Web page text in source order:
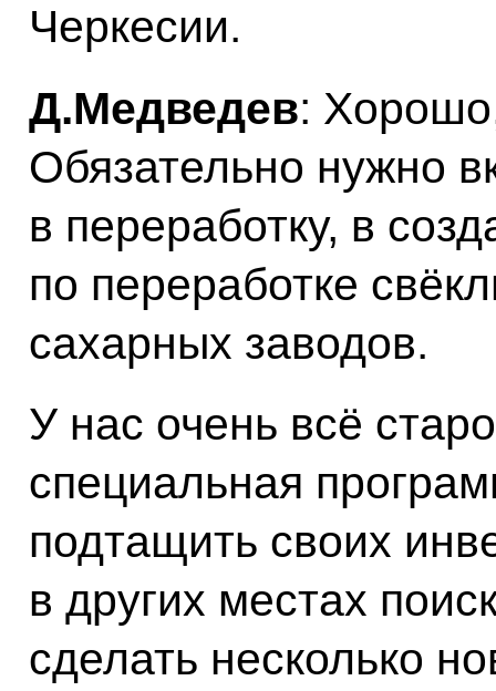
Черкесии.
Д.Медведев:
Обязательно нужно
в переработку, в
по переработке
сахарных заводов.
У нас очень всё
специальная
подтащить своих
в других местах
сделать несколько